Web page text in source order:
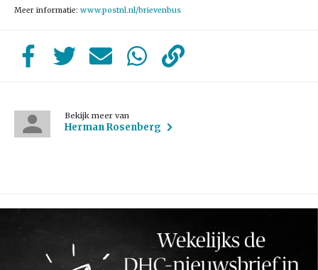
Meer informatie: www.postnl.nl/brievenbus
Bekijk meer van
Herman Rosenberg